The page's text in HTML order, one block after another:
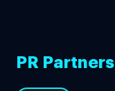
PR Partners